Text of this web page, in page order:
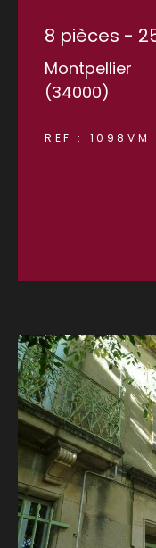
8 pièces -
Montpellier
(34000)
REF : 1098VM